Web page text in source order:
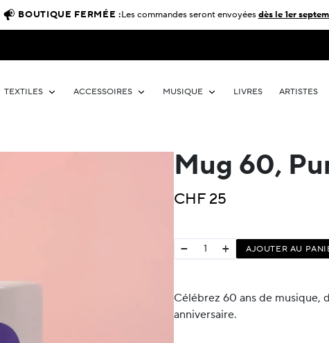
TEXTILES ACCESSOIRES MUSIQUE LIVRES ARTISTES
Mug 60,
CHF 25
− + AJOUTER AU
Célébrez 60 ans de musique,
anniversaire.
BOUTIQUE FERMÉE :Les commandes seront envoyéesdès le 1er